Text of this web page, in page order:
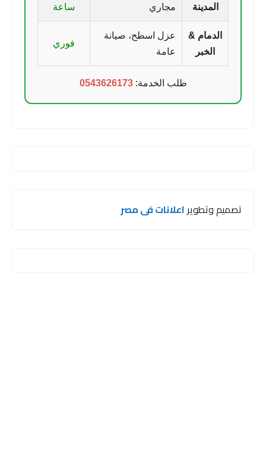
المدينة
مجاري
ساعة
الدمام &
الخبر
عزل اسطح، صيانة
عامة
فوري
طلب الخدمة:0543626173
تصميم وتطويراعلانات فى مصر